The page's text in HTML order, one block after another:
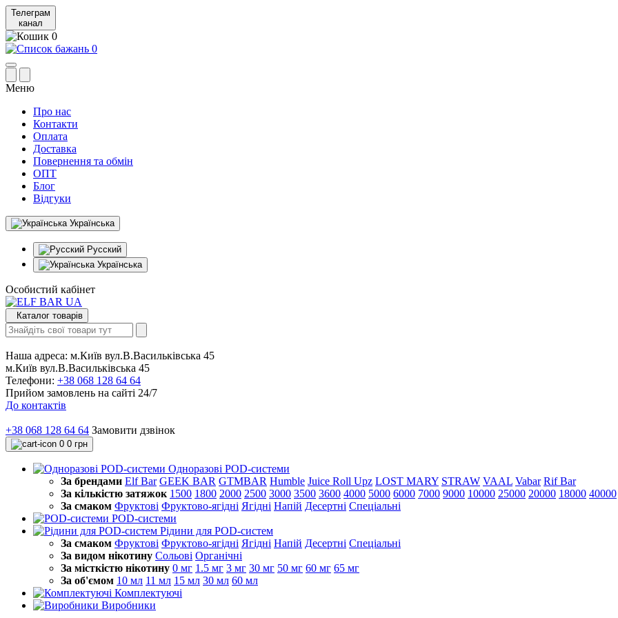
Телеграм
канал
0
0
Меню
Про нас
Контакти
Оплата
Доставка
Повернення та обмін
ОПТ
Блог
Відгуки
Українська
Русский
Українська
Особистий кабінет
Каталог товарів
Наша адреса: м.Київ вул.В.Васильківська 45
м.Київ вул.В.Васильківська 45
Телефони: +38 068 128 64 64
Прийом замовлень на сайті 24/7
До контактів
+38 068 128 64 64 Замовити дзвінок
0 0 грн
Одноразові POD-системи
За брендами Elf Bar GEEK BAR GTMBAR Humble Juice Roll Upz LOST MARY STRAW VAAL Vabar Rif Bar
За кількістю затяжок 1500 1800 2000 2500 3000 3500 3600 4000 5000 6000 7000 9000 10000 25000 20000 18000 40000
За смаком Фруктові Фруктово-ягідні Ягідні Напій Десертні Спеціальні
POD-системи
Рідини для POD-систем
За смаком Фруктові Фруктово-ягідні Ягідні Напій Десертні Спеціальні
За видом нікотину Сольові Органічні
За місткістю нікотину 0 мг 1.5 мг 3 мг 30 мг 50 мг 60 мг 65 мг
За об'ємом 10 мл 11 мл 15 мл 30 мл 60 мл
Комплектуючі
Виробники